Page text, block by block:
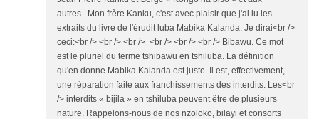
autres...Mon frère Kanku, c'est avec plaisir que j'ai lu les
extraits du livre de l'érudit luba Mabika Kalanda. Je dirai<br />
ceci:<br /> <br /> <br /> <br /> <br /> <br /> Bibawu. Ce mot
est le pluriel du terme tshibawu en tshiluba. La définition
qu'en donne Mabika Kalanda est juste. Il est, effectivement,
une réparation faite aux franchissements des interdits. Les<br
/> interdits « bijila » en tshiluba peuvent être de plusieurs
nature. Rappelons-nous de nos nzoloko, bilayi et consorts